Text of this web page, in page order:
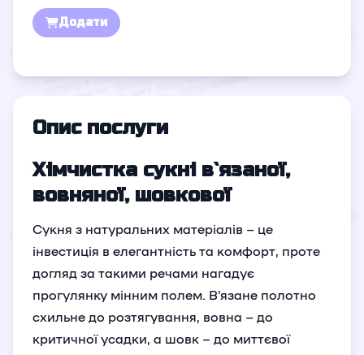
Додати
Опис послуги
Хімчистка сукні в`язаної,
вовняної, шовкової
Сукня з натуральних матеріалів – це
інвестиція в елегантність та комфорт, проте
догляд за такими речами нагадує
прогулянку мінним полем. В’язане полотно
схильне до розтягування, вовна – до
критичної усадки, а шовк – до миттєвої